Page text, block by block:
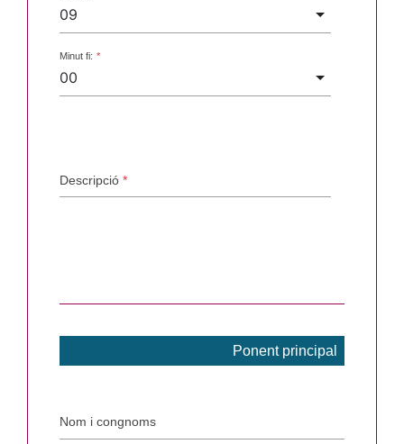
Minut fi: *
Descripció *
Ponent principal
Nom i congnoms